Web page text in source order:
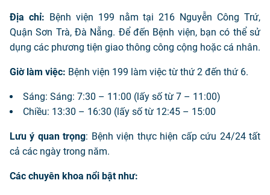
Địa chỉ: Bệnh viện 199 nằm tại 216 Nguyễn Công Trứ,
Quận Sơn Trà, Đà Nẵng. Để đến Bệnh viện, bạn có thể sử
dụng các phương tiện giao thông công cộng hoặc cá nhân.
Giờ làm việc: Bệnh viện 199 làm việc từ thứ 2 đến thứ 6.
Sáng: Sáng: 7:30 – 11:00 (lấy số từ 7 – 11:00)
Chiều: 13:30 – 16:30 (lấy số từ 12:45 – 15:00
Lưu ý quan trọng: Bệnh viện thực hiện cấp cứu 24/24 tất
cả các ngày trong năm.
Các chuyên khoa nổi bật như: